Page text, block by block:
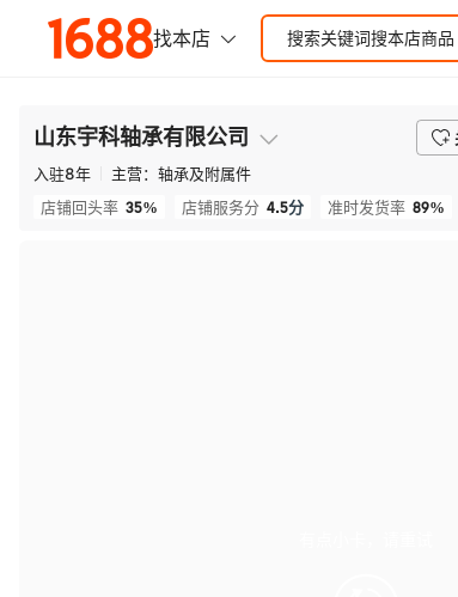
山东宇科轴承有限公司
入驻8年 主营： 轴承及附属件
店铺回头率 35% 店铺服务分 4.5分 准时发货率 89%